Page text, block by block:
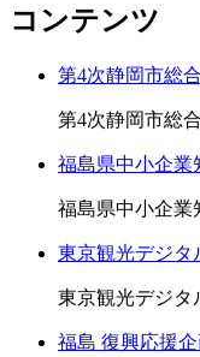
コンテンツ
第4次静岡市総
第4次静岡市総
福島県中小企業
福島県中小企業
東京観光デジタ
東京観光デジタ
福島 復興応援